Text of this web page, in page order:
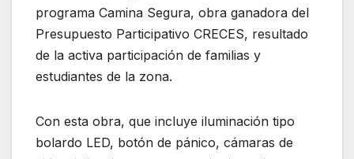
programa Camina Segura, obra ganadora del
Presupuesto Participativo CRECES, resultado
de la activa participación de familias y
estudiantes de la zona.
Con esta obra, que incluye iluminación tipo
bolardo LED, botón de pánico, cámaras de